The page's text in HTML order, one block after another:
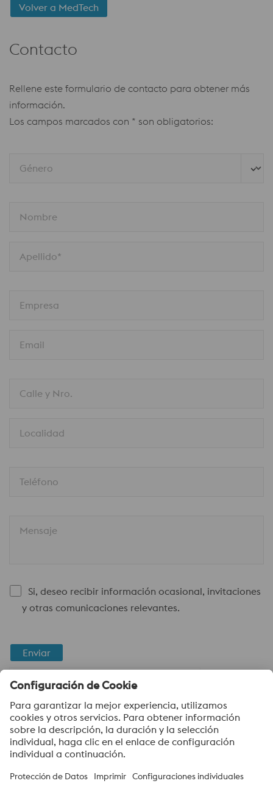
Volver a MedTech
Contacto
Rellene este formulario de contacto para obtener más
información.
Los campos marcados con * son obligatorios:
Género
Nombre
Apellido*
Empresa
Email
Calle y Nro.
Localidad
Teléfono
Mensaje
Si, deseo recibir información ocasional, invitaciones
y otras comunicaciones relevantes.
Enviar
Haga clic para iniciar la verificación
FriendlyCaptcha ⇗
voestalpine High Performance Metals Argentina S.A.
voestalpine High Performance Metals Argentina S.A. es la
empresa de ventas en Argentina de la división HPM de